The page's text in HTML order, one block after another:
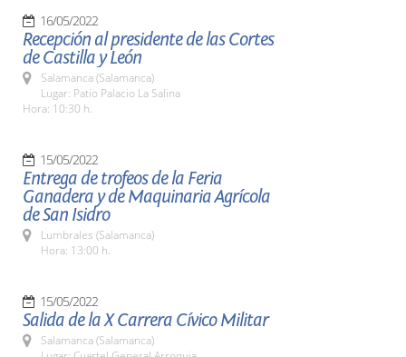
16/05/2022
Recepción al presidente de las Cortes
de Castilla y León
Salamanca (Salamanca)
Lugar: Patio Palacio La Salina
Hora: 10:30 h.
15/05/2022
Entrega de trofeos de la Feria
Ganadera y de Maquinaria Agrícola
de San Isidro
Lumbrales (Salamanca)
Hora: 13:00 h.
15/05/2022
Salida de la X Carrera Cívico Militar
Salamanca (Salamanca)